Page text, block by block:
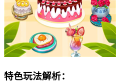
特色玩法解析：